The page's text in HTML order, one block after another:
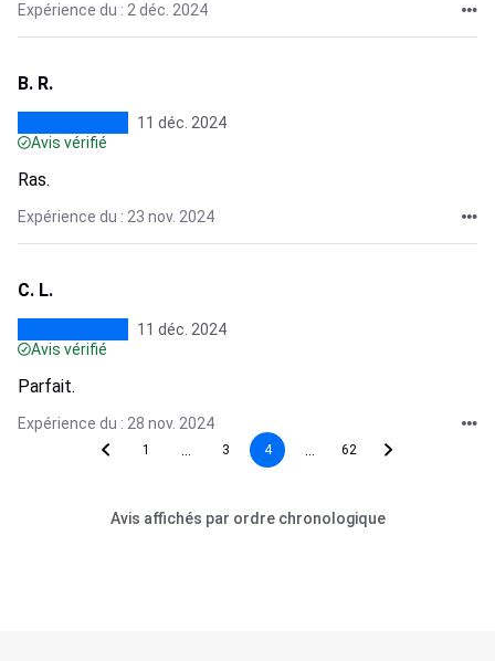
Expérience du : 2 déc. 2024
B. R.
11 déc. 2024
Avis vérifié
Ras.
Expérience du : 23 nov. 2024
C. L.
11 déc. 2024
Avis vérifié
Parfait.
Expérience du : 28 nov. 2024
1 3 4 62
Avis affichés par ordre chronologique